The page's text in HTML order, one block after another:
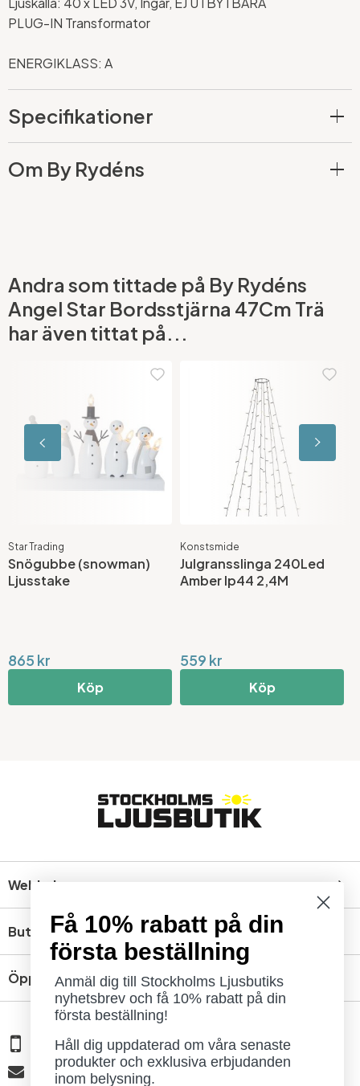
PLUG-IN Transformator
ENERGIKLASS: A
Specifikationer
Om By Rydéns
Andra som tittade på By Rydéns
Angel Star Bordsstjärna 47Cm Trä
har även tittat på...
Star Trading
Snögubbe (snowman)
Ljusstake
865 kr
Köp
Konstsmide
Julgransslinga 240Led
Amber Ip44 2,4M
559 kr
Köp
Webbshop
Butik
Öppettider
08 - 654 29 00
info@ljusbutik.se
Få 10% rabatt på din
första beställning
Anmäl dig till Stockholms Ljusbutiks
nyhetsbrev och få 10% rabatt på din
första beställning!
Håll dig uppdaterad om våra senaste
produkter och exklusiva erbjudanden
inom belysning.